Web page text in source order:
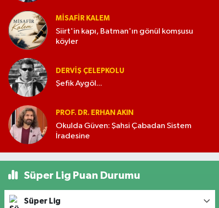
MISAFIR KALEM
Siirt'in kapı, Batman'ın gönül komşusu
köyler
DERVIŞ ÇELEPKOLU
Şefik Aygöl...
PROF. DR. ERHAN AKIN
Okulda Güven: Şahsi Çabadan Sistem
İradesine
Süper Lig Puan Durumu
Süper Lig